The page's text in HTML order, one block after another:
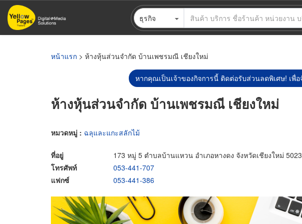
ข้าม
ไป
ธุรกิจ
หน้าแรก > ห้างหุ้นส่วนจำกัด บ้านเพชรมณี เชียงใหม่
หากคุณเป็นเจ้าของกิจการนี้ ติดต่อรับส่วนลดพิเศษ! เพื่อ
ห้างหุ้นส่วนจำกัด บ้านเพชรมณี เชียงใหม่
หมวดหมู่ : ฉลุและแกะสลักไม้
ที่อยู่
173 หมู่ 5 ตำบลบ้านแหวน อำเภอหางดง จังหวัดเชียงใหม่
โทรศัพท์
053-441-707
แฟกซ์
053-441-386